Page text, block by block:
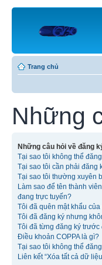
Trang chủ
Những
Những câu hỏi về đăng
Tại sao tôi không thể
Tại sao tôi cần phải đăng
Tại sao tôi thường xuyên
Làm sao để tên thành
đang trực tuyến?
Tôi đã quên mật khẩu của
Tôi đã đăng ký nhưng
Tôi đã từng đăng ký
Điều khoản COPPA là gì?
Tại sao tôi không thể
Liên kết “Xóa tất cả dữ